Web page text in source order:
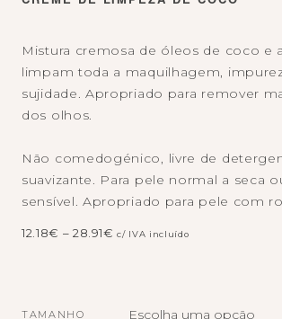
Mistura cremosa de óleos de coco e
limpam toda a maquilhagem,
sujidade. Apropriado para remover
dos olhos.
Não comedogénico, livre de
suavizante. Para pele normal a seca
sensível. Apropriado para pele com
12.18€ – 28.91€ Price
28.91€
c/ IVA incluído
TAMANHO